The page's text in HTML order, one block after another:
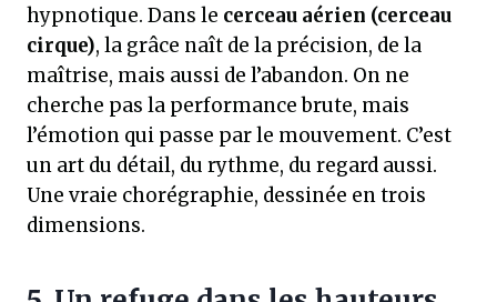
hypnotique. Dans le cerceau aérien (cerceau
cirque), la grâce naît de la précision, de la
maîtrise, mais aussi de l’abandon. On ne
cherche pas la performance brute, mais
l’émotion qui passe par le mouvement. C’est
un art du détail, du rythme, du regard aussi.
Une vraie chorégraphie, dessinée en trois
dimensions.